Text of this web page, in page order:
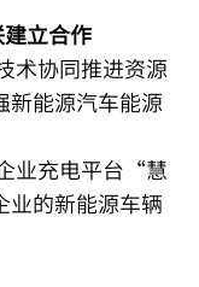
立合作
术协同推进资源
新能源汽车能源
业充电平台“慧
的新能源车辆